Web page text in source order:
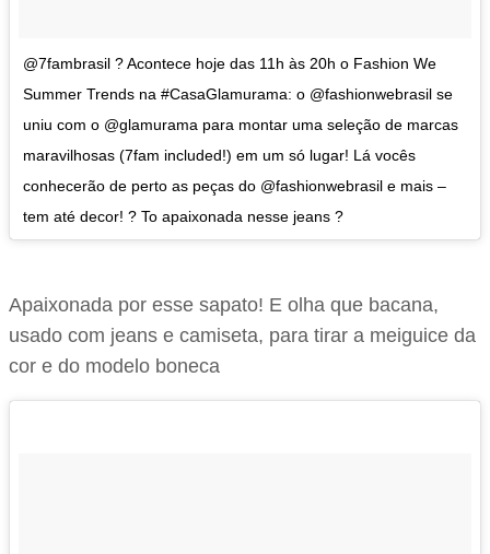
@7fambrasil ? Acontece hoje das 11h às 20h o Fashion We
Summer Trends na #CasaGlamurama: o @fashionwebrasil se
uniu com o @glamurama para montar uma seleção de marcas
maravilhosas (7fam included!) em um só lugar! Lá vocês
conhecerão de perto as peças do @fashionwebrasil e mais –
tem até decor! ? To apaixonada nesse jeans ?
Apaixonada por esse sapato! E olha que bacana,
usado com jeans e camiseta, para tirar a meiguice da
cor e do modelo boneca